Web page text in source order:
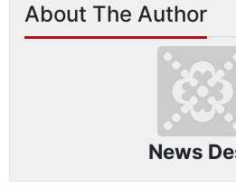
About The Author
News